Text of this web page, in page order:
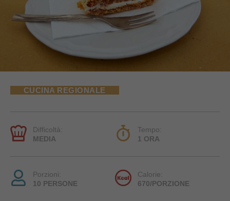
CUCINA REGIONALE
Difficoltà:
MEDIA
Tempo:
1 ORA
Porzioni:
10 PERSONE
Calorie:
670/PORZIONE